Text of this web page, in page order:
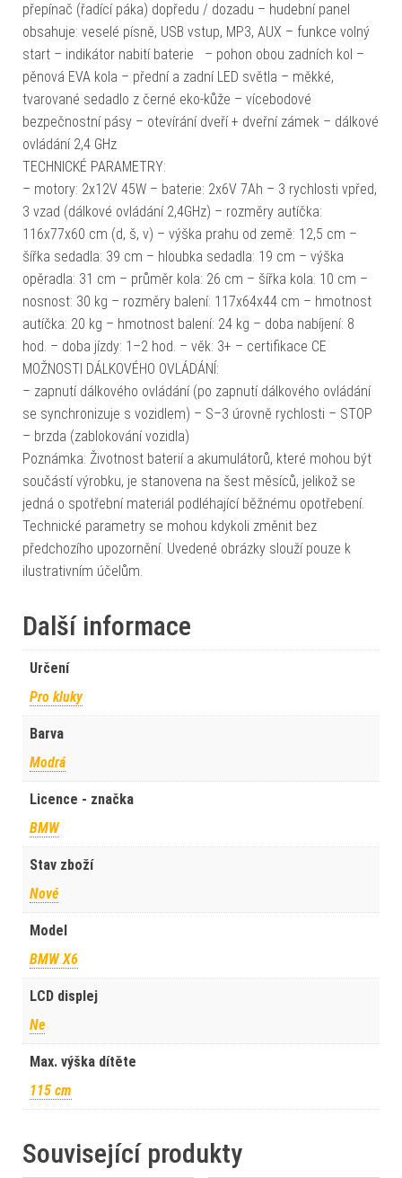
přepínač (řadící páka) dopředu / dozadu – hudební panel
obsahuje: veselé písně, USB vstup, MP3, AUX – funkce volný
start – indikátor nabití baterie – pohon obou zadních kol –
pěnová EVA kola – přední a zadní LED světla – měkké,
tvarované sedadlo z černé eko-kůže – vícebodové
bezpečnostní pásy – otevírání dveří + dveřní zámek – dálkové
ovládání 2,4 GHz
TECHNICKÉ PARAMETRY:
– motory: 2x12V 45W – baterie: 2x6V 7Ah – 3 rychlosti vpřed,
3 vzad (dálkové ovládání 2,4GHz) – rozměry autíčka:
116x77x60 cm (d, š, v) – výška prahu od země: 12,5 cm –
šířka sedadla: 39 cm – hloubka sedadla: 19 cm – výška
opěradla: 31 cm – průměr kola: 26 cm – šířka kola: 10 cm –
nosnost: 30 kg – rozměry balení: 117x64x44 cm – hmotnost
autíčka: 20 kg – hmotnost balení: 24 kg – doba nabíjení: 8
hod. – doba jízdy: 1–2 hod. – věk: 3+ – certifikace CE
MOŽNOSTI DÁLKOVÉHO OVLÁDÁNÍ:
– zapnutí dálkového ovládání (po zapnutí dálkového ovládání
se synchronizuje s vozidlem) – S–3 úrovně rychlosti – STOP
– brzda (zablokování vozidla)
Poznámka: Životnost baterií a akumulátorů, které mohou být
součástí výrobku, je stanovena na šest měsíců, jelikož se
jedná o spotřební materiál podléhající běžnému opotřebení.
Technické parametry se mohou kdykoli změnit bez
předchozího upozornění. Uvedené obrázky slouží pouze k
ilustrativním účelům.
Další informace
Určení
Pro kluky
Barva
Modrá
Licence - značka
BMW
Stav zboží
Nové
Model
BMW X6
LCD displej
Ne
Max. výška dítěte
115 cm
Související produkty